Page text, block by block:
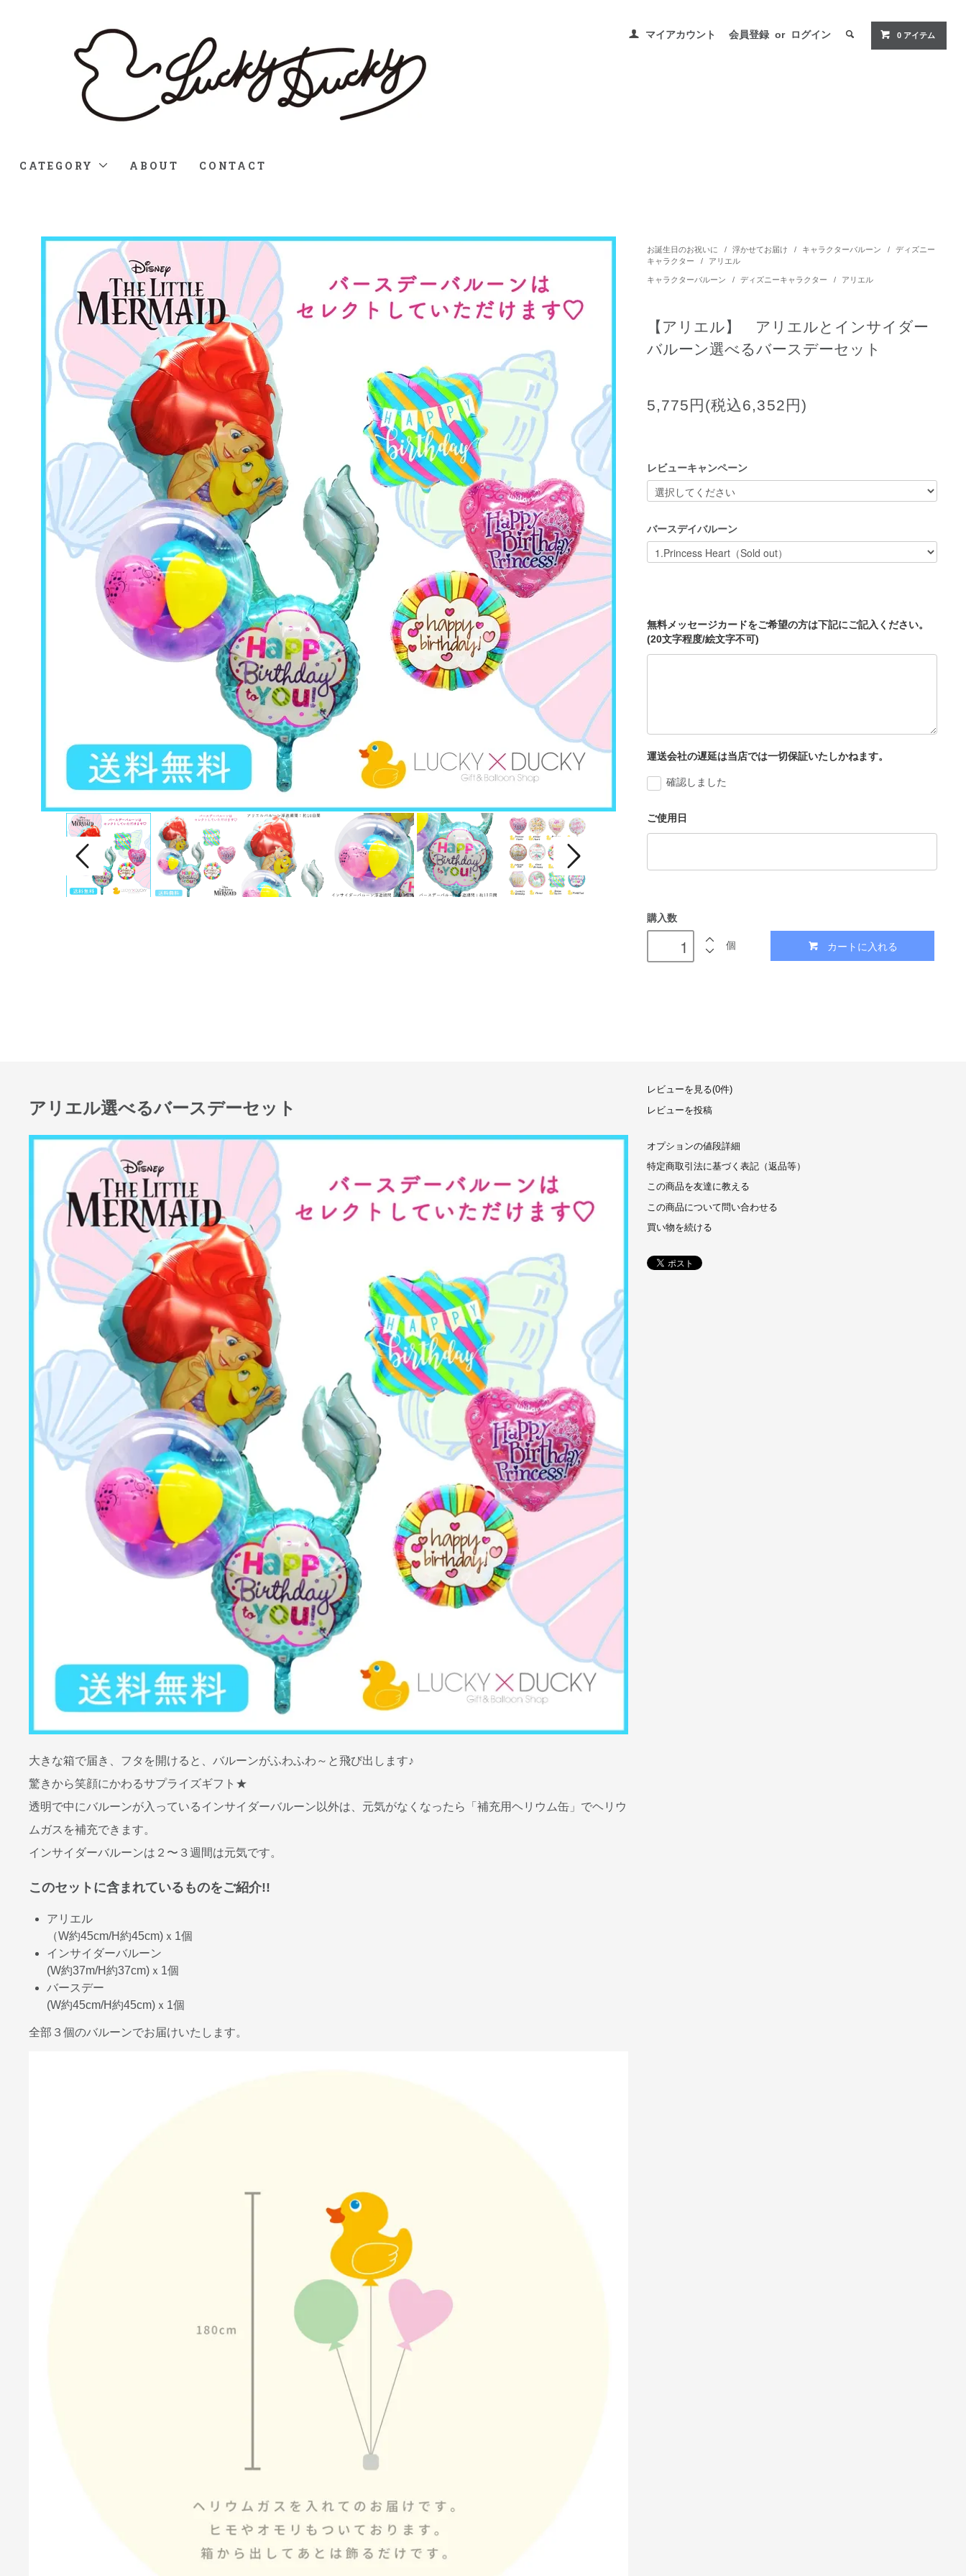
マイアカウント 会員登録 or ログイン 0 アイテム
CATEGORY ABOUT CONTACT
お誕生日のお祝いに / 浮かせてお届け / キャラクターバルーン /
ディズニー
キャラクター
/ アリエル
キャラクターバルーン / ディズニーキャラクター / アリエル
【アリエル】 アリエルとインサイダー
バルーン選べるバースデーセット
5,775円(税込6,352円)
レビューキャンペーン
バースデイバルーン
無料メッセージカードをご希望の方は下記にご記入ください。
(20文字程度/絵文字不可)
運送会社の遅延は当店では一切保証いたしかねます。
確認しました
ご使用日
購入数
個 カートに入れる
アリエル選べるバースデーセット
大きな箱で届き、フタを開けると、バルーンがふわふわ～と飛び出します♪
驚きから笑顔にかわるサプライズギフト★
透明で中にバルーンが入っているインサイダーバルーン以外は、元気がなくなったら「補充用ヘリウム缶」でヘリウ
ムガスを補充できます。
インサイダーバルーンは２〜３週間は元気です。
このセットに含まれているものをご紹介!!
アリエル
（W約45cm/H約45cm)ｘ1個
インサイダーバルーン
(W約37m/H約37cm)ｘ1個
バースデー
(W約45cm/H約45cm)ｘ1個
全部３個のバルーンでお届けいたします。
レビューを見る(0件)
レビューを投稿
オプションの値段詳細
特定商取引法に基づく表記（返品等）
この商品を友達に教える
この商品について問い合わせる
買い物を続ける